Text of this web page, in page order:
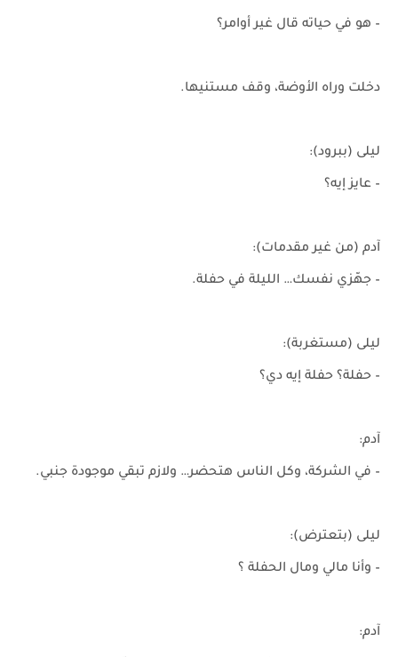
– هو في حياته قال غير أوامر؟
دخلت وراه الأوضة، وقف مستنيها.
ليلى (ببرود):
– عايز إيه؟
آدم (من غير مقدمات):
– جهّزي نفسك… الليلة في حفلة.
ليلى (مستغربة):
– حفلة؟ حفلة إيه دي؟
آدم:
– في الشركة، وكل الناس هتحضر… ولازم تبقي موجودة جنبي.
ليلى (بتعترض):
– وأنا مالي ومال الحفلة ؟
آدم: